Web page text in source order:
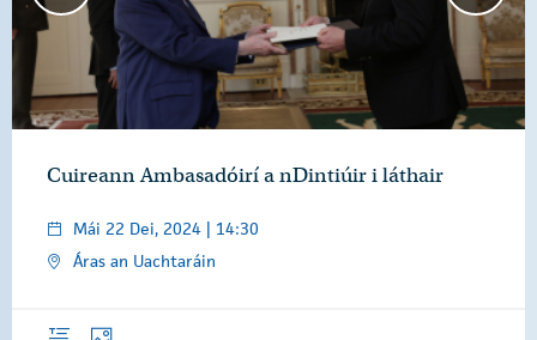
Cuireann Ambasadóirí a nDintiúir i láthair
Mái 22 Dei, 2024 | 14:30
Áras an Uachtaráin
ForléargasGrianghraif